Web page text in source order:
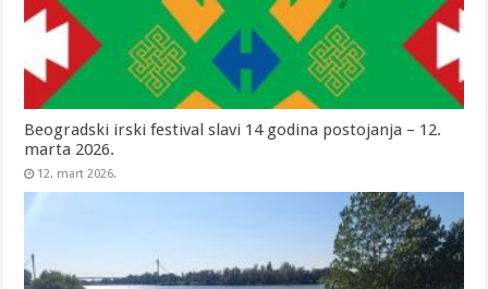
Beogradski irski festival slavi 14 godina postojanja – 12.
marta 2026.
12. mart 2026.